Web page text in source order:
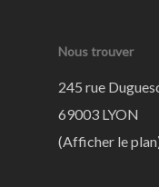
Nous trouver
245 rue
69003 LYON
(Afficher le plan